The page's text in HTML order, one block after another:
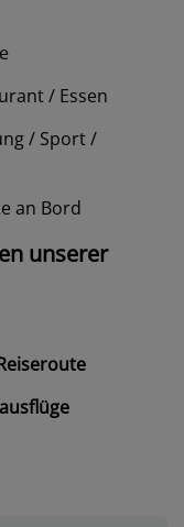
/ Essen
/ Sport /
an Bord
unserer